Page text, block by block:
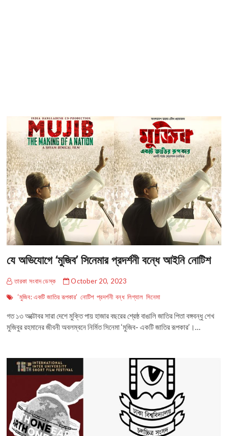
যে অভিযোগে ‘মুজিব’ সিনেমার প্রদর্শনী বন্ধে আইনি নোটিশ
তারকা সংবাদ ডেস্ক
October 20, 2023
‘মুজিব: একটি জাতির রূপকার’ নোটিশ প্রদর্শনী বন্ধ লিগ্যাল সিনেমা
গত ১৩ অক্টোবর সারা দেশে মুক্তি পায় হাজার বছরের শ্রেষ্ঠ বাঙালি জাতির পিতা বঙ্গবন্ধু শেখ
মুজিবুর রহমানের জীবনী অবলম্বনে নির্মিত সিনেমা ‘মুজিব- একটি জাতির রূপকার’।…